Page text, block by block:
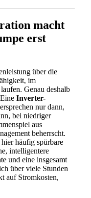
macht
erst
über die
im
Genau deshalb
Inverter-
nur dann,
bei niedriger
aus
beherrscht.
häufig spürbare
intelligentere
und eine insgesamt
über viele Stunden
auf Stromkosten,